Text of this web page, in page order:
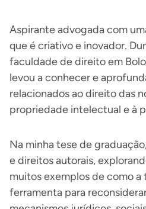
Aspirante advogada com
que é criativo e inovador.
faculdade de direito em
levou a conhecer e
relacionados ao direito das
propriedade intelectual e à
Na minha tese de
e direitos autorais,
muitos exemplos de como
ferramenta para